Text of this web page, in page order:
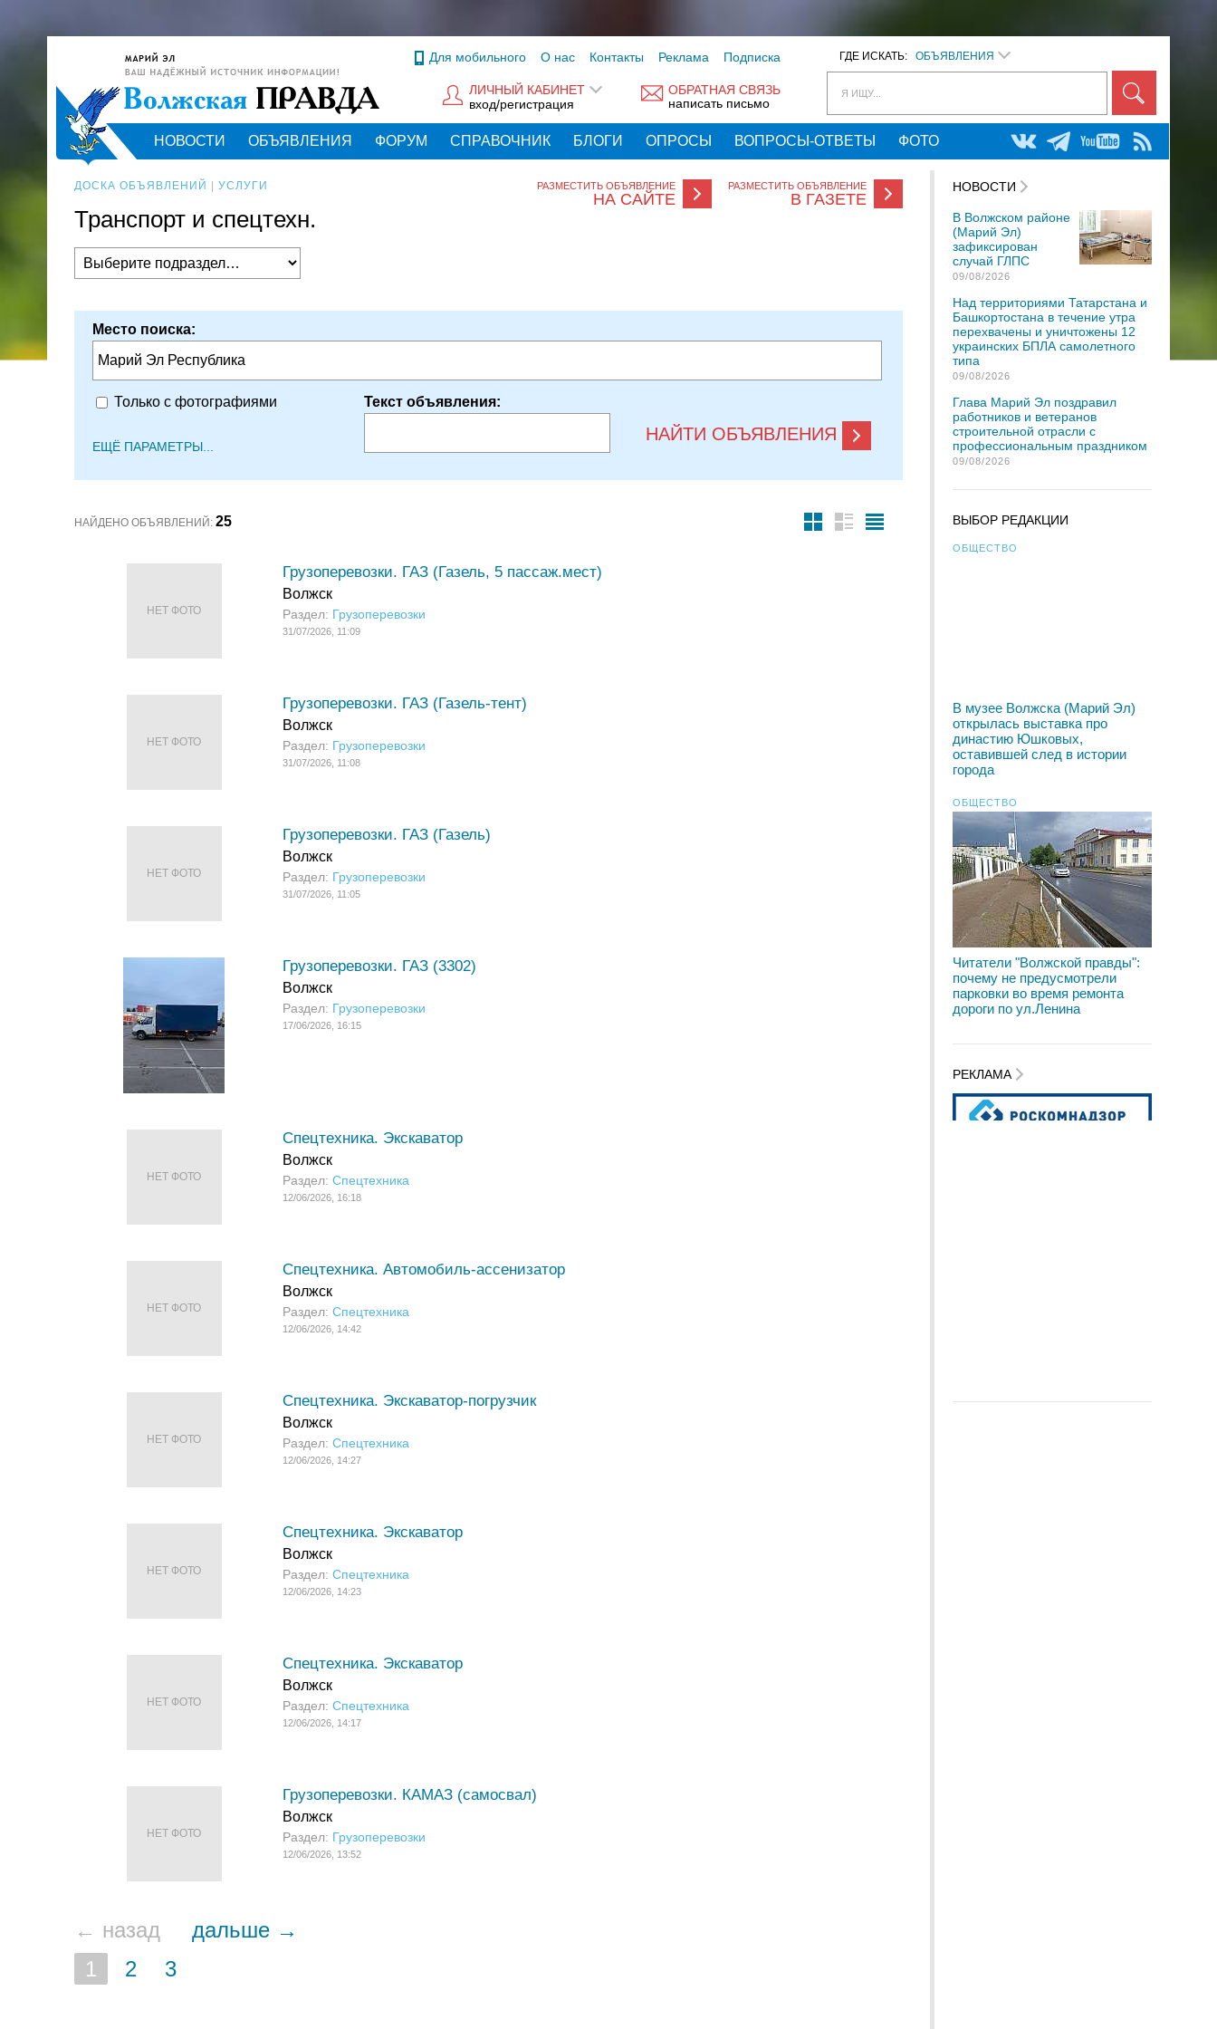
ГДЕ ИСКАТЬ: ОБЪЯВЛЕНИЯ
Я ИЩУ...
Для мобильного О нас Контакты Реклама Подписка
ОБРАТНАЯ СВЯЗЬ
написать письмо
ЛИЧНЫЙ КАБИНЕТ
вход/регистрация
НОВОСТИ ОБЪЯВЛЕНИЯ ФОРУМ СПРАВОЧНИК БЛОГИ ОПРОСЫ ВОПРОСЫ-ОТВЕТЫ ФОТО
РАЗМЕСТИТЬ ОБЪЯВЛЕНИЕ
НА САЙТЕ
РАЗМЕСТИТЬ ОБЪЯВЛЕНИЕ
В ГАЗЕТЕ
ДОСКА ОБЪЯВЛЕНИЙ УСЛУГИ
Транспорт и спецтехн.
Место поиска:
Марий Эл Республика
Только с фотографиями Текст объявления:
ЕЩЁ ПАРАМЕТРЫ...
НАЙТИ ОБЪЯВЛЕНИЯ
НАЙДЕНО ОБЪЯВЛЕНИЙ: 25
НЕТ ФОТО
Грузоперевозки. ГАЗ (Газель, 5 пассаж.мест)
Волжск
Раздел: Грузоперевозки
31/07/2026, 11:09
НЕТ ФОТО
Грузоперевозки. ГАЗ (Газель-тент)
Волжск
Раздел: Грузоперевозки
31/07/2026, 11:08
НЕТ ФОТО
Грузоперевозки. ГАЗ (Газель)
Волжск
Раздел: Грузоперевозки
31/07/2026, 11:05
Грузоперевозки. ГАЗ (3302)
Волжск
Раздел: Грузоперевозки
17/06/2026, 16:15
НЕТ ФОТО
Спецтехника. Экскаватор
Волжск
Раздел: Спецтехника
12/06/2026, 16:18
НЕТ ФОТО
Спецтехника. Автомобиль-ассенизатор
Волжск
Раздел: Спецтехника
12/06/2026, 14:42
НЕТ ФОТО
Спецтехника. Экскаватор-погрузчик
Волжск
Раздел: Спецтехника
12/06/2026, 14:27
НЕТ ФОТО
Спецтехника. Экскаватор
Волжск
Раздел: Спецтехника
12/06/2026, 14:23
НЕТ ФОТО
Спецтехника. Экскаватор
Волжск
Раздел: Спецтехника
12/06/2026, 14:17
НЕТ ФОТО
Грузоперевозки. КАМАЗ (самосвал)
Волжск
Раздел: Грузоперевозки
12/06/2026, 13:52
← назад дальше →
1
2 3
НОВОСТИ
В Волжском районе
(Марий Эл)
зафиксирован
случай ГЛПС
09/08/2026
Над территориями Татарстана и
Башкортостана в течение утра
перехвачены и уничтожены 12
украинских БПЛА самолетного
типа
09/08/2026
Глава Марий Эл поздравил
работников и ветеранов
строительной отрасли с
профессиональным праздником
09/08/2026
ВЫБОР РЕДАКЦИИ
ОБЩЕСТВО
В музее Волжска (Марий Эл)
открылась выставка про
династию Юшковых,
оставившей след в истории
города
ОБЩЕСТВО
Читатели "Волжской правды":
почему не предусмотрели
парковки во время ремонта
дороги по ул.Ленина
РЕКЛАМА